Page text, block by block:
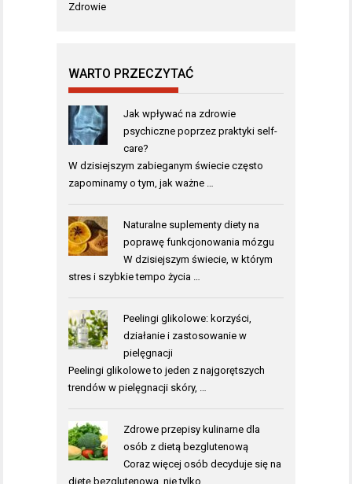
Zdrowie
WARTO PRZECZYTAĆ
Jak wpływać na zdrowie
psychiczne poprzez praktyki self-
care?
W dzisiejszym zabieganym świecie często
zapominamy o tym, jak ważne …
Naturalne suplementy diety na
poprawę funkcjonowania mózgu
W dzisiejszym świecie, w którym
stres i szybkie tempo życia …
Peelingi glikolowe: korzyści,
działanie i zastosowanie w
pielęgnacji
Peelingi glikolowe to jeden z najgorętszych
trendów w pielęgnacji skóry, …
Zdrowe przepisy kulinarne dla
osób z dietą bezglutenową
Coraz więcej osób decyduje się na
dietę bezglutenową, nie tylko …